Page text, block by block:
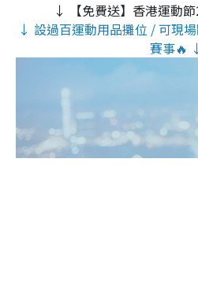
↓ 【免費送】香港運動
↓ 設過百運動用品攤位 / 可現
賽事🔥